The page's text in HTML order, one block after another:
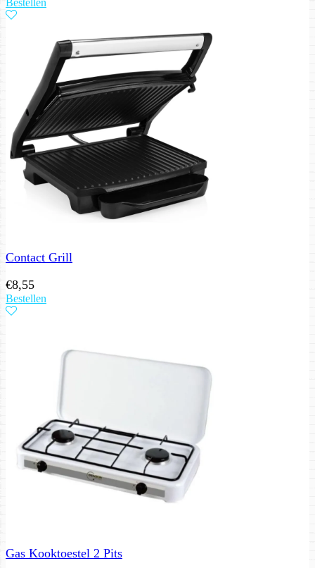
Contact Grill
€8,55
Bestellen
Gas Kooktoestel 2 Pits